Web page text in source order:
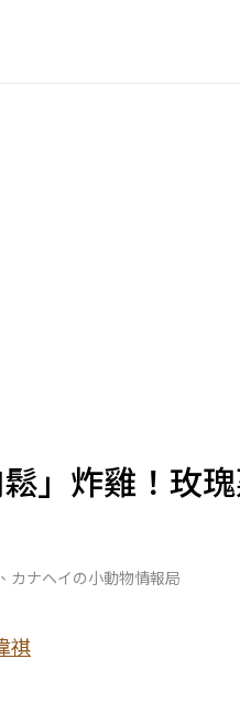
」炸雞！玫
カナヘイの小動物情報局
祺